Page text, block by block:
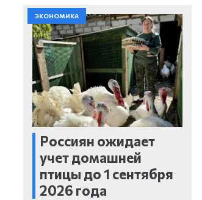
ЭКОНОМИКА
Россиян ожидает
учет домашней
птицы до 1 сентября
2026 года